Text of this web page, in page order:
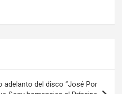
adelanto del disco “José Por